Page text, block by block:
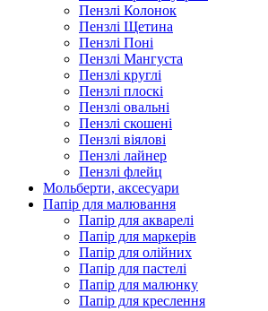
Пензлі Колонок
Пензлі Щетина
Пензлі Поні
Пензлі Мангуста
Пензлі круглі
Пензлі плоскі
Пензлі овальні
Пензлі скошені
Пензлі віялові
Пензлі лайнер
Пензлі флейц
Мольберти, аксесуари
Папір для малювання
Папір для акварелі
Папір для маркерів
Папір для олійних
Папір для пастелі
Папір для малюнку
Папір для креслення